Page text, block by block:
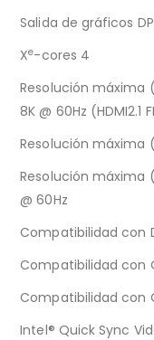
Salida de gráficos
Xe-cores 4
Resolución máxima
8K @ 60Hz (HDMI2.1
Resolución máxima
Resolución máxima
@ 60Hz
Compatibilidad con
Compatibilidad con
Compatibilidad con
Intel® Quick Sync